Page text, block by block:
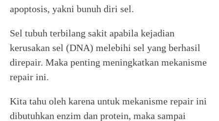
apoptosis, yakni bunuh diri sel.
Sel tubuh terbilang sakit apabila kejadian
kerusakan sel (DNA) melebihi sel yang berhasil
direpair. Maka penting meningkatkan mekanisme
repair ini.
Kita tahu oleh karena untuk mekanisme repair ini
dibutuhkan enzim dan protein, maka sampai